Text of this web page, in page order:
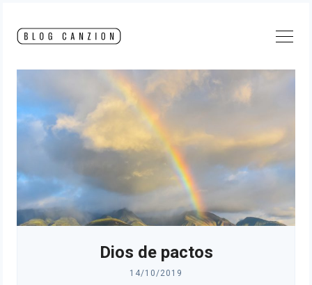
content
Dios de pactos
14/10/2019